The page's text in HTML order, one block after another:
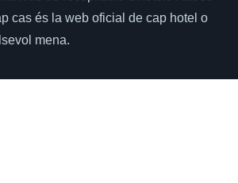
cas és la web oficial de cap hotel o
mena.